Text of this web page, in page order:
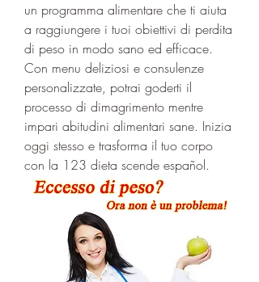
un programma alimentare che ti aiuta
a raggiungere i tuoi obiettivi di perdita
di peso in modo sano ed efficace.
Con menu deliziosi e consulenze
personalizzate, potrai goderti il ​​
processo di dimagrimento mentre
impari abitudini alimentari sane. Inizia
oggi stesso e trasforma il tuo corpo
con la 123 dieta scende español.